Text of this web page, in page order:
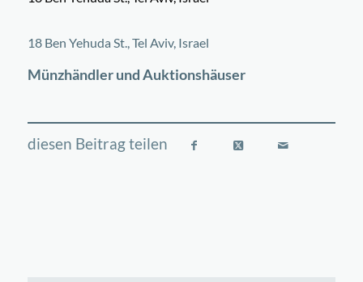
+
18 Ben Yehuda St., Tel Aviv, Israel
Münzhändler und Auktionshäuser